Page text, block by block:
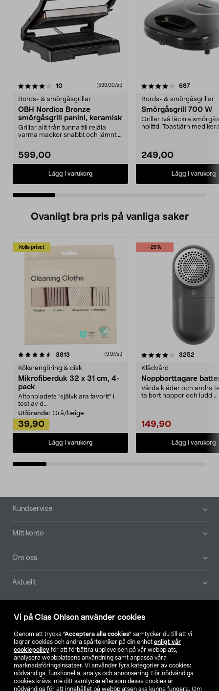
Vi på Clas Ohlson använder cookies
Genom att trycka ”Acceptera alla cookies” samtycker du till att vi
lagrar cookies och andra spårtekniker på din enhet enligt vår
cookiepolicy för att förbättra upplevelsen på vår webbplats,
analysera webbplatsens användning samt anpassa våra
marknadsföringsinsatser. Vi använder fyra kategorier av cookies:
nödvändiga, funktionella, analys och annonsering. För nödvändiga
cookies krävs inte ditt samtycke eftersom dessa cookies är
nödvändiga för att innehållet på webbplatsen ska kunna fungera. Om
10recensioner (599,00/st)
Bords- & smörgåsgrillar
OBH Nordica Bronze
smörgåsgrill panini, keramisk
Grillar allt från tunna till rejäla
varma mackor snabbt och jämnt.
599,00
Lägg i varukorg
4.0 av 5 stjärnor 687
Bords- & smörgåsgrillar
Smörgåsgrill 700 W
Grillar två läckra
nolltid. Toastjärn med
249,00
Lägg i varukorg
4.0 av 5 stjärnor
Ovanligt bra pris på vanliga saker
Kolla priset
3813 (9,97/st)
Köksrengöring & disk
Mikrofiberduk 32 x 31 cm, 4-
pack
Aftonbladets "självklara favorit” i
test av d...
Utförande: Grå/beige
39,90
Lägg i varukorg
-25%
4.0av 5 stjärnor 3252
Klädvård
Noppborttagare
Vårda kläder och andra
ta bort noppor och ludd.
149,90
Lägg i varukorg
4.5av 5 stjärnor
Sidfot
Kundservice
Mitt konto
Om oss
Aktuellt
Hitta butik
SE NO FI